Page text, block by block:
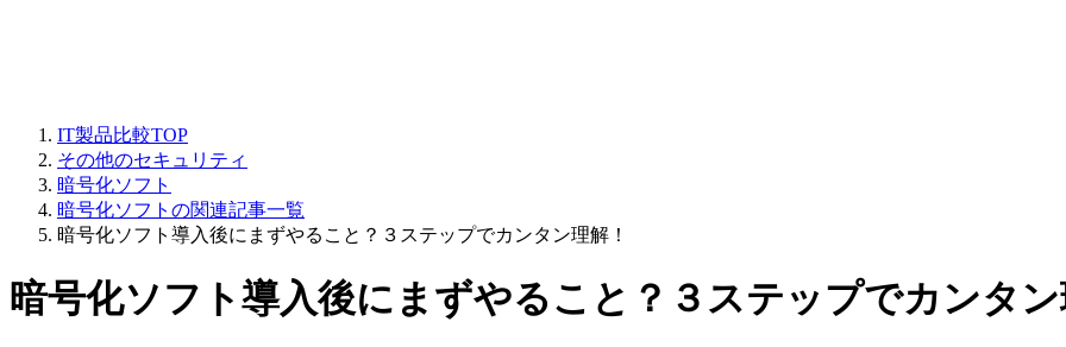
IT製品比較TOP
その他のセキュリティ
暗号化ソフト
暗号化ソフトの関連記事一覧
暗号化ソフト導入後にまずやること？３ステップでカンタン理解！
暗号化ソフト導入後にまずやること？３ステップでカンタ